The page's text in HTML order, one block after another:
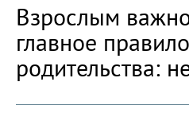
Взрослым
главное правило
родительства: